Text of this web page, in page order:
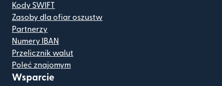
Kody SWIFT
Zasoby dla ofiar oszustw
Partnerzy
Numery IBAN
Przelicznik walut
Poleć znajomym
Wsparcie